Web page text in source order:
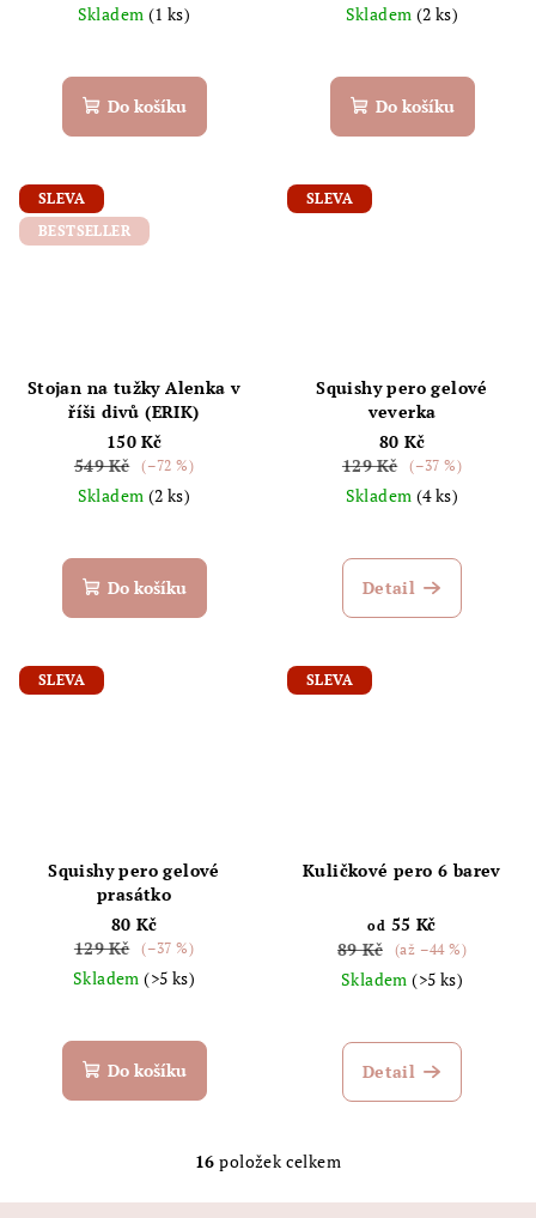
Skladem (1 ks)
Do košíku
Skladem (2 ks)
Do košíku
SLEVA
BESTSELLER
Stojan na tužky Alenka v
říši divů (ERIK)
150 Kč
549 Kč
(–72 %)
Skladem (2 ks)
Do košíku
SLEVA
Squishy pero gelové
veverka
80 Kč
129 Kč
(–37 %)
Skladem (4 ks)
Detail
SLEVA
Squishy pero gelové
prasátko
80 Kč
129 Kč
(–37 %)
Skladem(>5 ks)
hodnocení
produktu
Do košíku
SLEVA
Kuličkové pero 6 barev
od 55 Kč
89 Kč
(až –44 %)
Skladem(>5 ks)
Detail
O
v
16 položek celkem